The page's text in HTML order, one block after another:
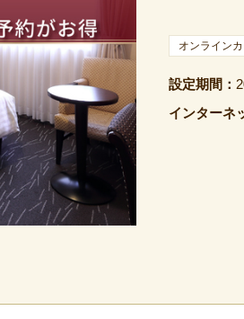
オンライン
設定期間：
インターネ